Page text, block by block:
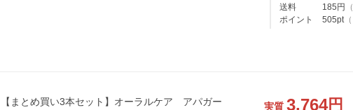
送料
185 円 （
ポイント
505pt（
【まとめ買い3本セット】オーラルケア アパガー
実質 3,764円